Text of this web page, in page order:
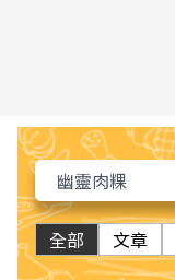
全部 文章